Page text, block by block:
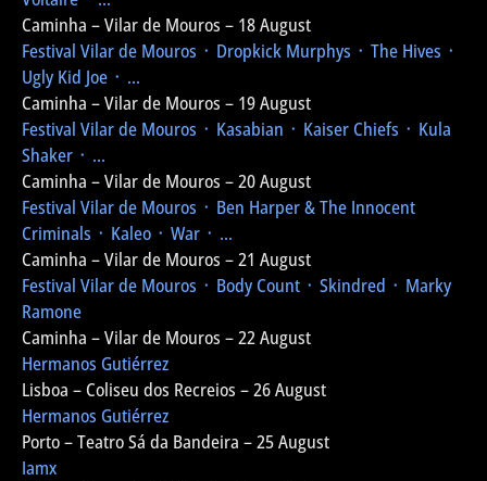
Caminha – Vilar de Mouros – 18 August
Festival Vilar de Mouros ᛫ Dropkick Murphys ᛫ The Hives ᛫
Ugly Kid Joe ᛫ ...
Caminha – Vilar de Mouros – 19 August
Festival Vilar de Mouros ᛫ Kasabian ᛫ Kaiser Chiefs ᛫ Kula
Shaker ᛫ ...
Caminha – Vilar de Mouros – 20 August
Festival Vilar de Mouros ᛫ Ben Harper & The Innocent
Criminals ᛫ Kaleo ᛫ War ᛫ ...
Caminha – Vilar de Mouros – 21 August
Festival Vilar de Mouros ᛫ Body Count ᛫ Skindred ᛫ Marky
Ramone
Caminha – Vilar de Mouros – 22 August
Hermanos Gutiérrez
Lisboa – Coliseu dos Recreios – 26 August
Hermanos Gutiérrez
Porto – Teatro Sá da Bandeira – 25 August
Iamx